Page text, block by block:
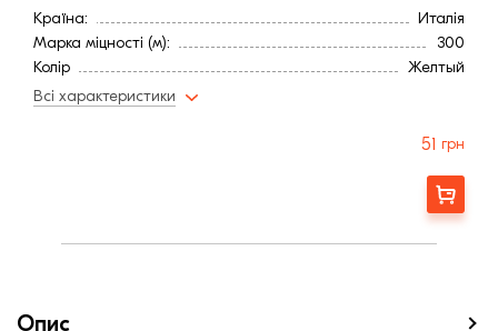
Країна:
Италія
Марка міцності (м):
300
Колір
Желтый
Фактура
Всі характеристики
51 грн
Замовити
Опис